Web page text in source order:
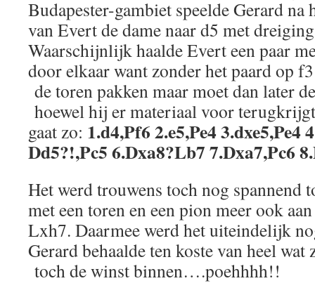
Budapester-gambiet speelde Gerard na
van Evert de dame naar d5 met
Waarschijnlijk haalde Evert een paar
door elkaar want zonder het paard op
de toren pakken maar moet dan later
hoewel hij er materiaal voor
gaat zo: 1.d4,Pf6 2.e5,Pe4 3.dxe5,Pe4
Dd5?!,Pc5 6.Dxa8?Lb7 7.Dxa7,Pc6
Het werd trouwens toch nog spannend
met een toren en een pion meer ook
Lxh7. Daarmee werd het uiteindelijk
Gerard behaalde ten koste van heel
toch de winst binnen….poehhhh!!